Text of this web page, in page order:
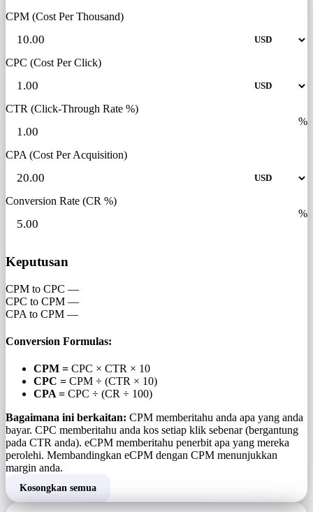
CPM (Cost Per Thousand)
CPC (Cost Per Click)
CTR (Click-Through Rate %)
%
CPA (Cost Per Acquisition)
Conversion Rate (CR %)
%
Keputusan
CPM to CPC —
CPC to CPM —
CPA to CPM —
Conversion Formulas:
CPM = CPC × CTR × 10
CPC = CPM ÷ (CTR × 10)
CPA = CPC ÷ (CR ÷ 100)
Bagaimana ini berkaitan: CPM memberitahu anda apa yang anda
bayar. CPC memberitahu anda kos setiap klik sebenar (bergantung
pada CTR anda). eCPM memberitahu penerbit apa yang mereka
perolehi. Membandingkan eCPM dengan CPM menunjukkan
margin anda.
Kosongkan semua